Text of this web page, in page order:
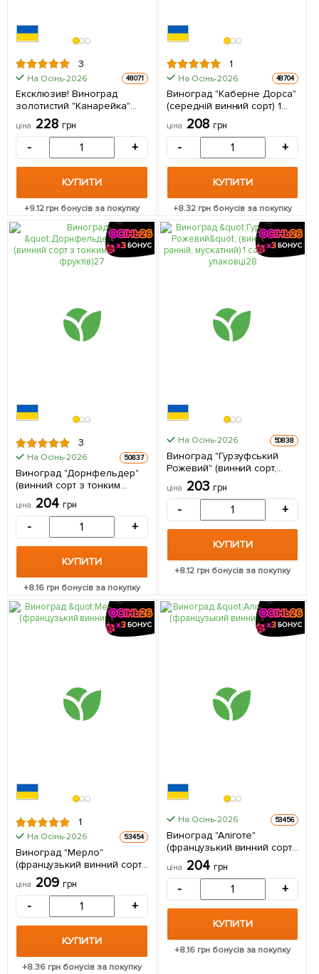
3
На Осінь-2026 48071
Ексклюзив! Виноград
золотистий "Канарейка"
(преміальний винний сорт,
має солодкий мускатний
упаковці
ціна 228 грн
- +
КУПИТИ
+9.12грн бонусів за покупку
1
На Осінь-2026 48704
Виноград "Каберне Дорса"
(середній винний сорт) 1
саджанець в упаковці
ціна 208 грн
- +
КУПИТИ
+8.32 грн бонусів за покупку
3
На Осінь-2026 50837
Виноград "Дорнфельдер"
(винний сорт з тонким
ароматом фруктів) 1
саджанець в упаковці
ціна 204 грн
- +
КУПИТИ
+8.16 грн бонусів за покупку
На Осінь-2026 50838
Виноград "Гурзуфський
Рожевий" (винний сорт,
ранній, мускатний) 1
саджанець в упаковці 1
саджанець в упаковці
ціна 203 грн
- +
КУПИТИ
+8.12 грн бонусів за покупку
1
На Осінь-2026 53454
Виноград "Мерло"
(французький винний сорт)
1 саджанець в упаковці
ціна 209 грн
- +
КУПИТИ
+8.36 грн бонусів за покупку
На Осінь-2026 53456
Виноград "Аліготе"
(французький винний сорт)
1 саджанець в упаковці
ціна 204 грн
- +
КУПИТИ
+8.16грн бонусів за покупку